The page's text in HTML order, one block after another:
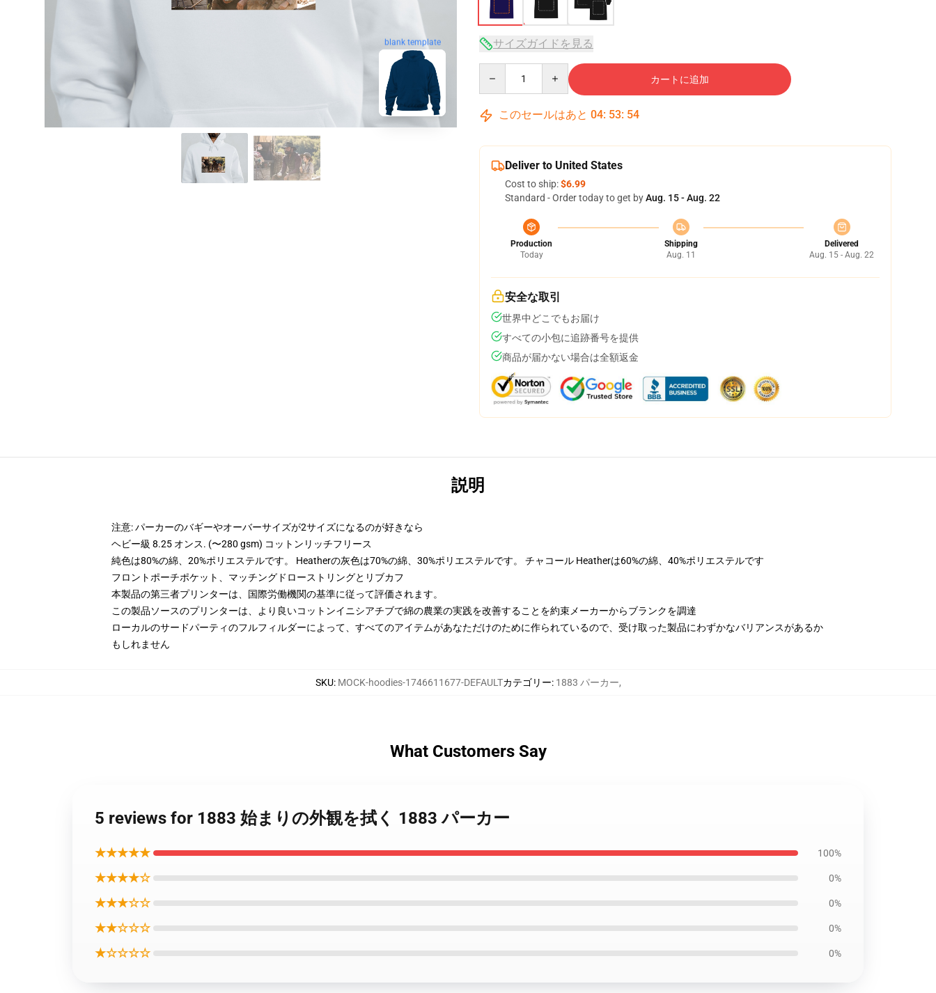
blank template サイズガイドを見る
カートに追加
このセールはあと 04: 53: 53
Deliver to United States
Cost to ship:$6.99
Standard - Order today to get byAug. 15 - Aug. 22
Production
Today
Shipping
Aug. 11
Delivered
Aug. 15 - Aug. 22
安全な取引
世界中どこでもお届け
すべての小包に追跡番号を提供
商品が届かない場合は全額返金
説明
注意: パーカーのバギーやオーバーサイズが2サイズになるのが好きなら
ヘビー級 8.25 オンス. (〜280 gsm) コットンリッチフリース
純色は80%の綿、20%ポリエステルです。 Heatherの灰色は70%の綿、30%ポリエステルです。 チャコール Heatherは60%の綿、40%ポリエステルです
フロントポーチポケット、マッチングドローストリングとリブカフ
本製品の第三者プリンターは、国際労働機関の基準に従って評価されます。
この製品ソースのプリンターは、より良いコットンイニシアチブで綿の農業の実践を改善することを約束メーカーからブランクを調達
ローカルのサードパーティのフルフィルダーによって、すべてのアイテムがあなただけのために作られているので、受け取った製品にわずかなバリアンスがあるか
もしれません
SKU: MOCK-hoodies-1746611677-DEFAULTカテゴリー: 1883 パーカー,
What Customers Say
5 reviews for 1883 始まりの外観を拭く 1883 パーカー
★★★★★ 100%
★★★★☆ 0%
★★★☆☆ 0%
★★☆☆☆ 0%
★☆☆☆☆ 0%